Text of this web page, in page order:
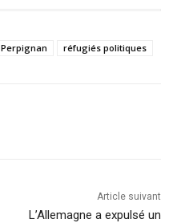
Perpignan réfugiés politiques
Article suivant
L’Allemagne a expulsé un